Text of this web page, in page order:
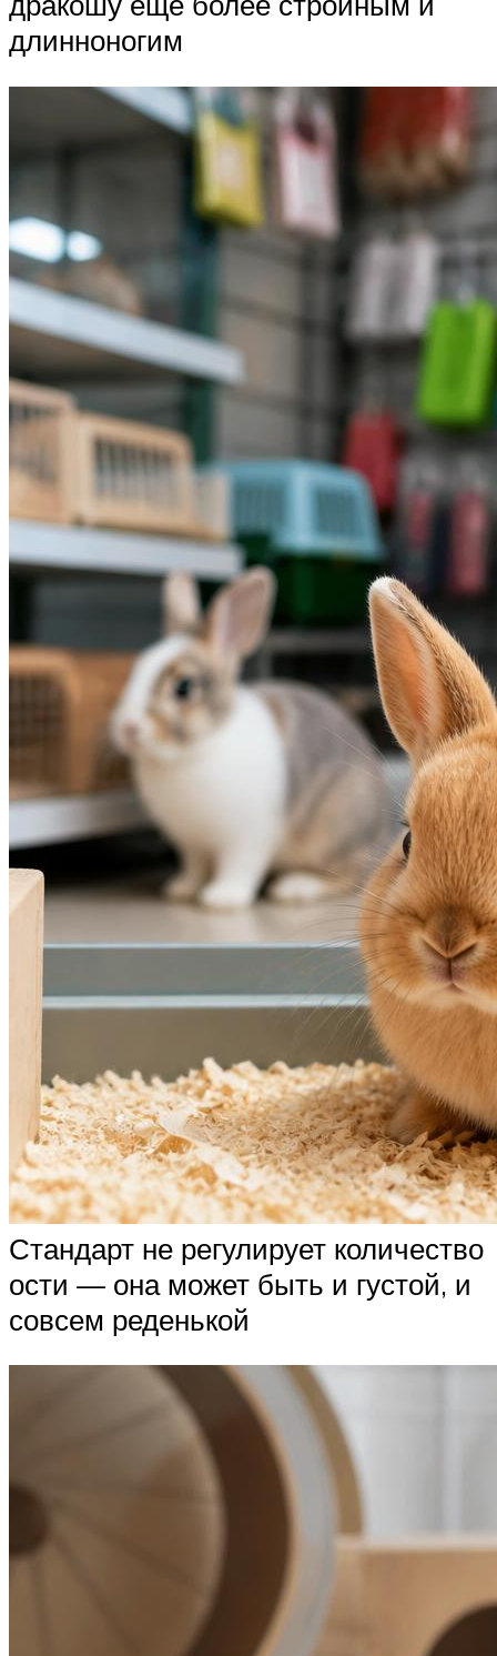
длинноногим
Стандарт не регулирует количество
ости — она может быть и густой, и
совсем реденькой